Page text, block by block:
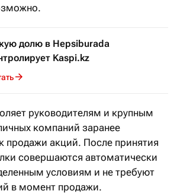
долю в Hepsiburada
Kaspi.kz
руководителям и крупным
компаний заранее
продажи акций. После принятия
совершаются автоматически
условиям и не требуют
в момент продажи.